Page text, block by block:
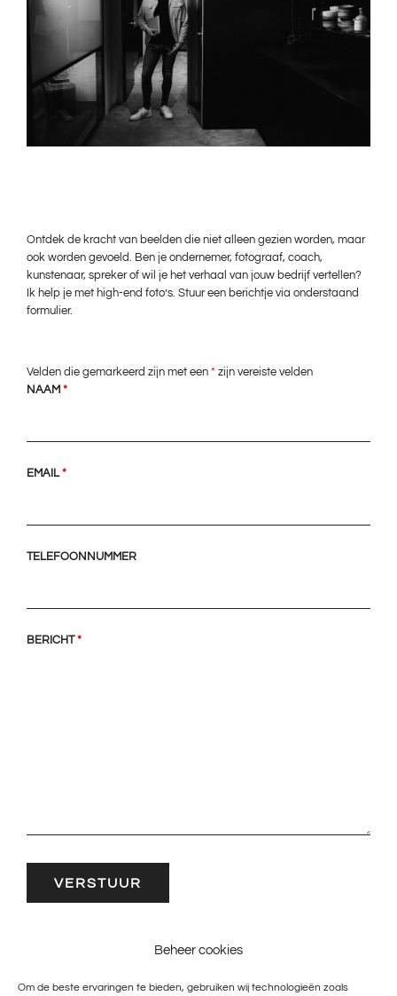
Beheer cookies
Om de beste ervaringen te bieden, gebruiken wij technologieën zoals
Ontdek de kracht van beelden die niet alleen gezien worden, maar
ook worden gevoeld. Ben je ondernemer, fotograaf, coach,
kunstenaar, spreker of wil je het verhaal van jouw bedrijf vertellen?
Ik help je met high-end foto’s. Stuur een berichtje via onderstaand
formulier.
Velden die gemarkeerd zijn met een * zijn vereiste velden
NAAM *
EMAIL*
TELEFOONNUMMER
BERICHT*